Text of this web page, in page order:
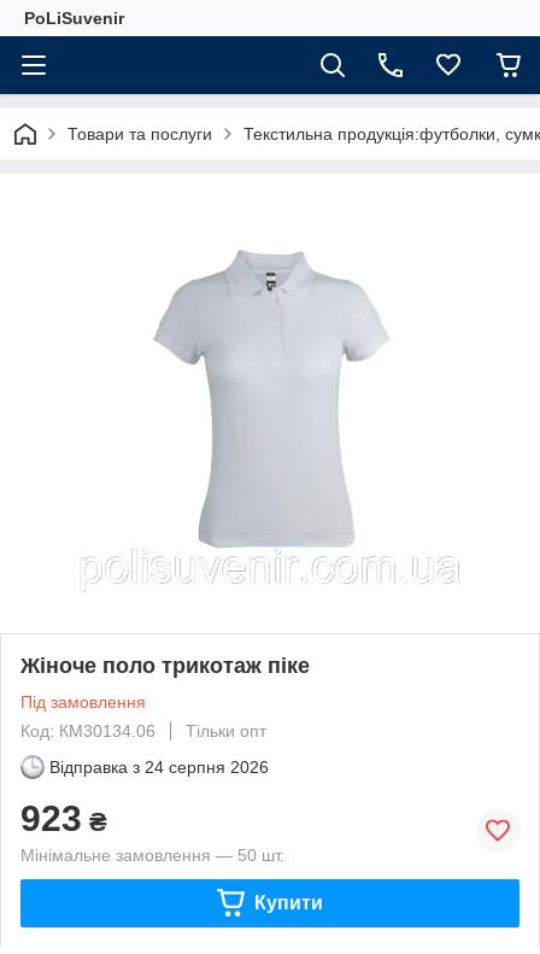
PoLiSuvenir
Товари та послуги Текстильна продукція:футболки,
Жіноче поло трикотаж піке
Під замовлення
Код: КМ30134.06
Тільки опт
Відправка з 24 серпня 2026
923 ₴
Мінімальне замовлення — 50 шт.
Купити